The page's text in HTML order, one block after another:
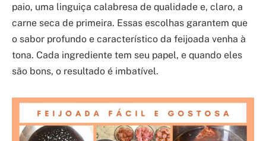
paio, uma linguiça calabresa de qualidade e, claro, a
carne seca de primeira. Essas escolhas garantem que
o sabor profundo e característico da feijoada venha à
tona. Cada ingrediente tem seu papel, e quando eles
são bons, o resultado é imbatível.